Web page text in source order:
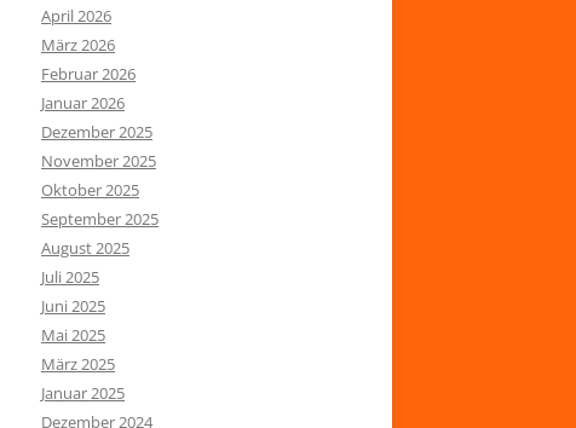
April 2026
März 2026
Februar 2026
Januar 2026
Dezember 2025
November 2025
Oktober 2025
September 2025
August 2025
Juli 2025
Juni 2025
Mai 2025
März 2025
Januar 2025
Dezember 2024